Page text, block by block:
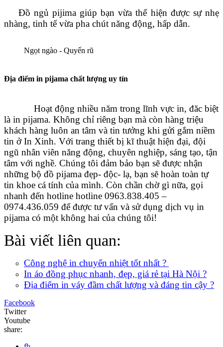
Đồ ngủ pijima giúp bạn vừa thể hiện được sự nhẹ
nhàng, tinh tế vừa pha chút năng động, hấp dẫn.
Ngọt ngào - Quyến rũ
Địa điểm in pijama chất lượng uy tín
Hoạt động nhiều năm trong lĩnh vực in, đăc biệt
là in pijama. Không chỉ riêng bạn mà còn hàng triệu
khách hàng luôn an tâm và tin tưởng khi gửi gắm niềm
tin ở In Xinh. Với trang thiết bị kĩ thuật hiện đại, đội
ngũ nhân viên năng động, chuyên nghiệp, sáng tạo, tận
tâm với nghề. Chúng tôi đảm bảo bạn sẽ được nhận
những bộ đồ pijama đẹp- độc- lạ, bạn sẽ hoàn toàn tự
tin khoe cá tính của mình. Còn chần chờ gì nữa, gọi
nhanh đến hotline hotline 0963.838.405 –
0974.436.059 để được tư vấn và sử dụng dịch vụ in
pijama có một không hai của chúng tôi!
Bài viết liên quan:
Công nghệ in chuyển nhiệt tốt nhất ?
In áo đồng phục nhanh, đẹp, giá rẻ tại Hà Nội ?
Địa điểm in váy đầm chất lượng và đáng tin cậy ?
Facebook
Twitter
Youtube
share: